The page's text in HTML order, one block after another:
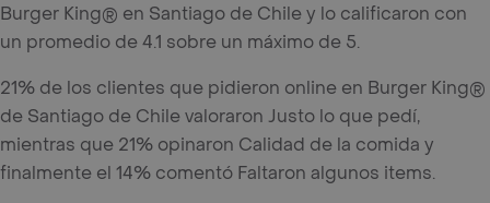
Burger King® en Santiago de Chile y lo calificaron con
un promedio de 4.1 sobre un máximo de 5.
21% de los clientes que pidieron online en Burger King®
de Santiago de Chile valoraron Justo lo que pedí,
mientras que 21% opinaron Calidad de la comida y
finalmente el 14% comentó Faltaron algunos items.